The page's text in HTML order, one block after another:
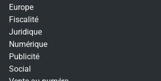
Europe
Fiscalité
Juridique
Numérique
Publicité
Social